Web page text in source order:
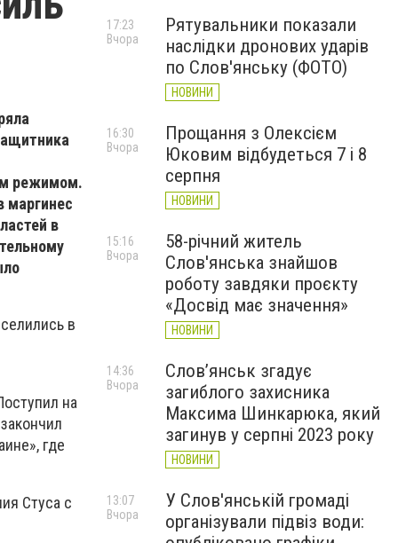
режимом.
маргинес
в
в
на
где
Стуса с
Рятувальники показали
наслідки дронових ударів
по Слов'янську (ФОТО)
НОВИНИ
17:23
Вчора
Прощання з Олексієм
Юковим відбудеться 7 і 8
серпня
НОВИНИ
16:30
Вчора
58-річний житель
Слов'янська знайшов
роботу завдяки проєкту
«Досвід має значення»
НОВИНИ
15:16
Вчора
Слов’янськ згадує
загиблого захисника
Максима Шинкарюка, який
загинув у серпні 2023 року
НОВИНИ
14:36
Вчора
У Слов'янській громаді
організували підвіз води:
13:07
Вчора